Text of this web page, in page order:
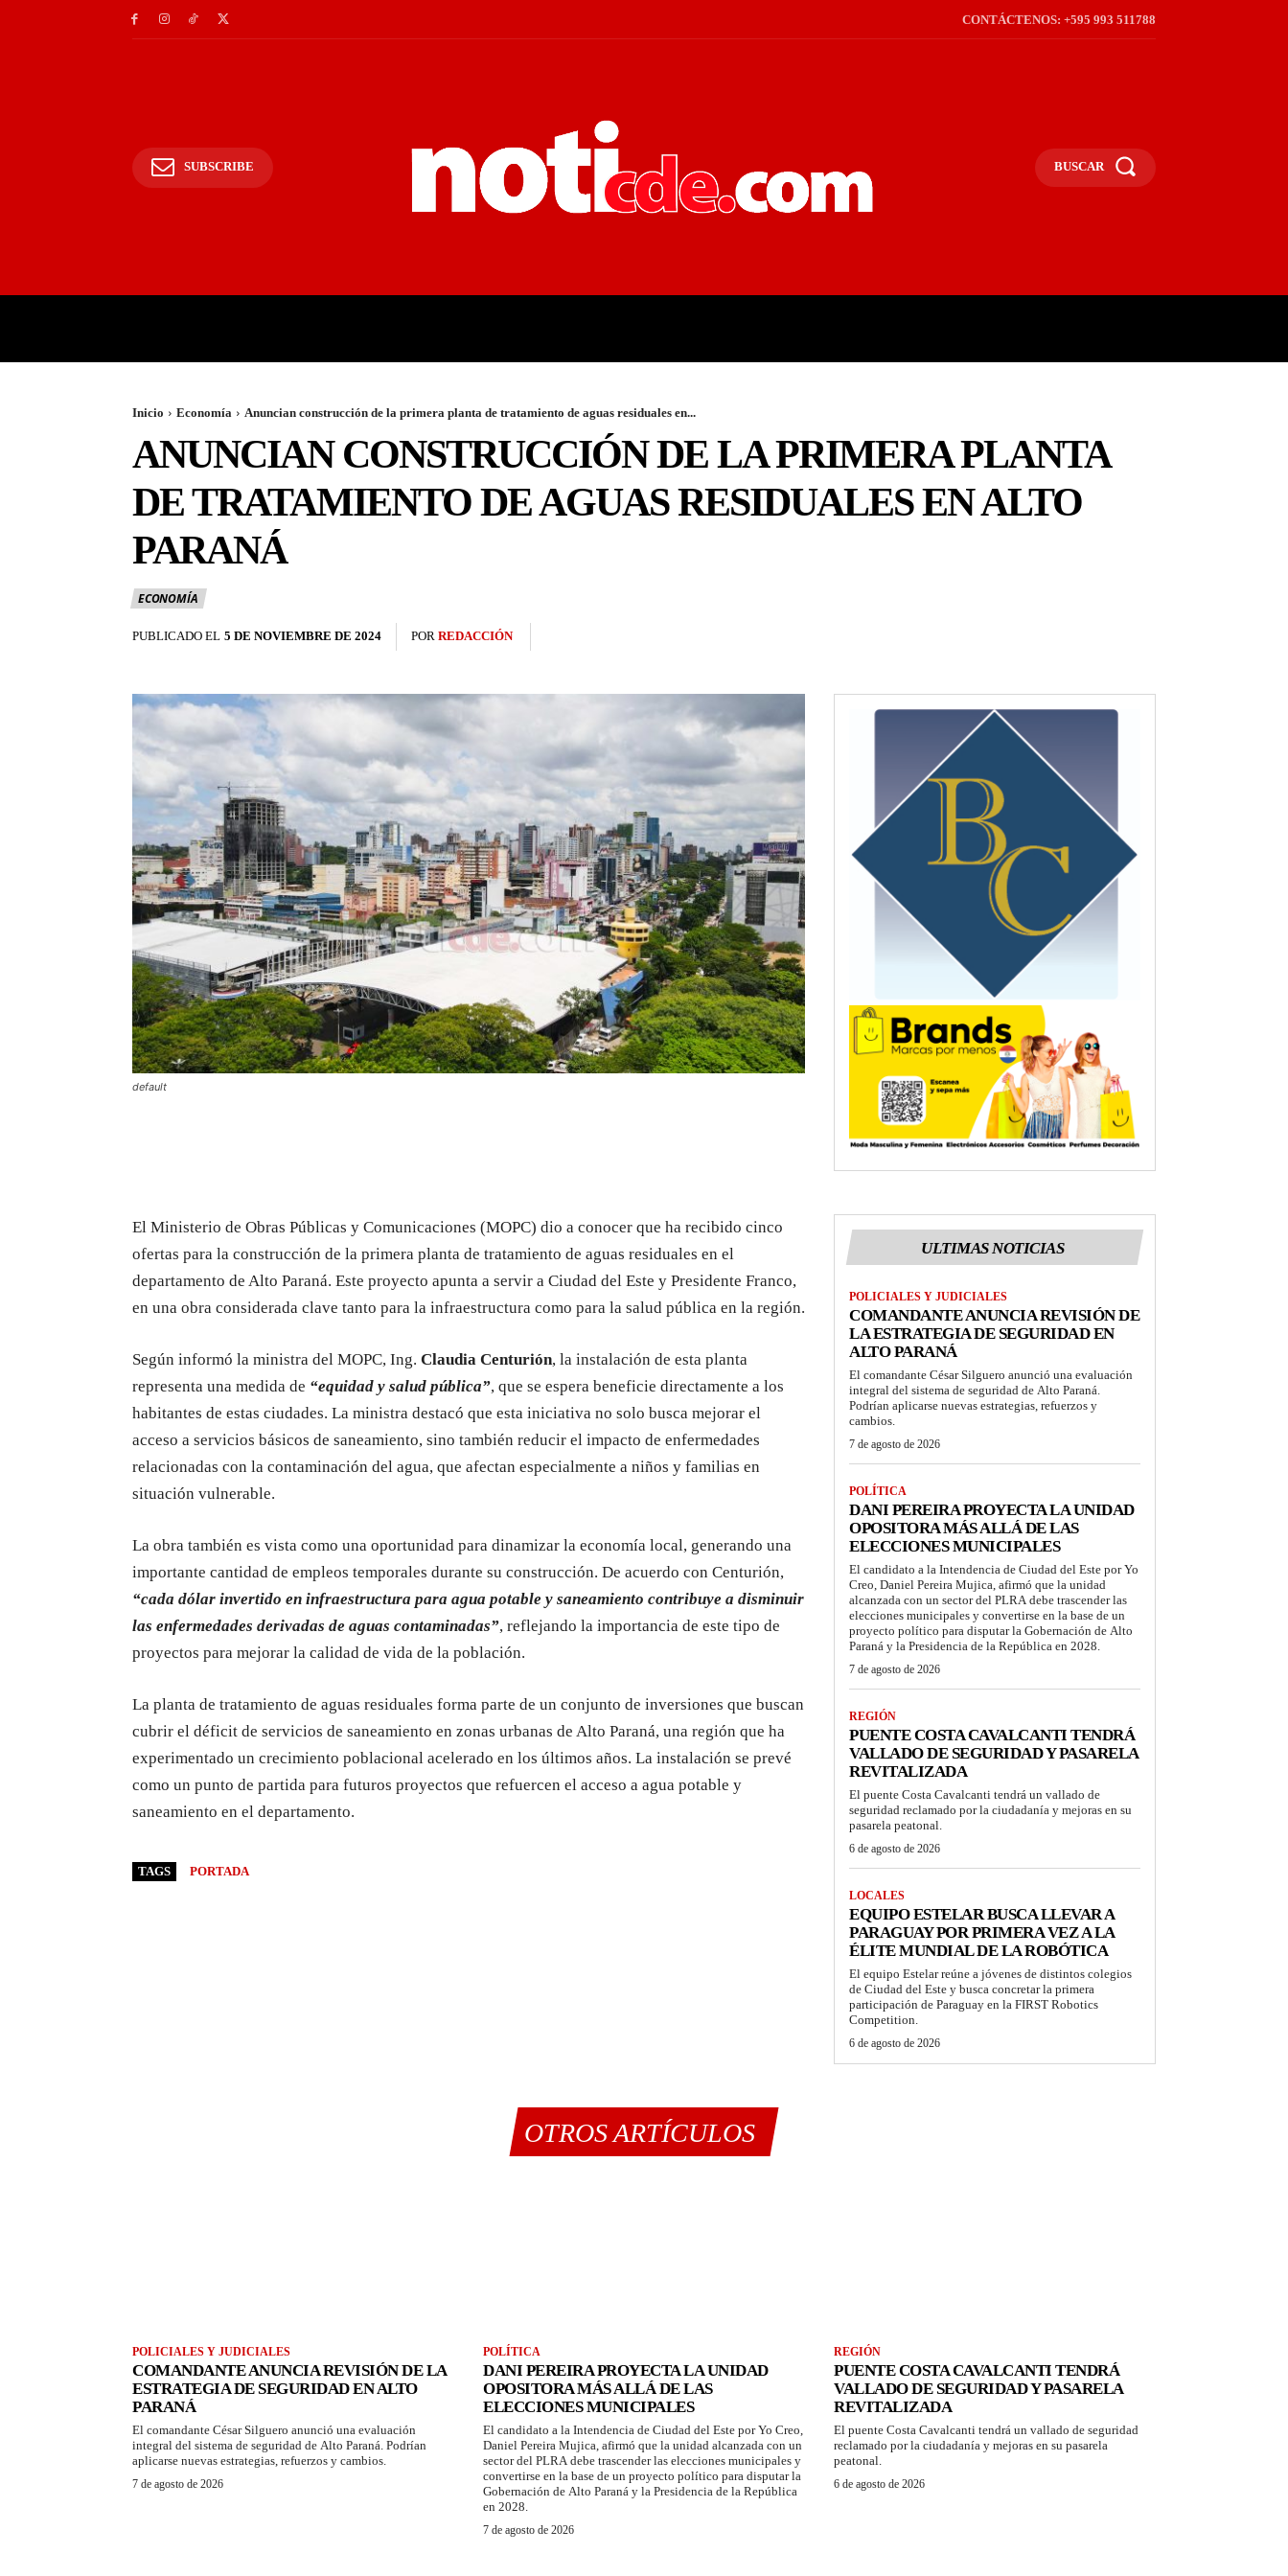
CONTÁCTENOS: +595 993 511788
SUBSCRIBE BUSCAR
Inicio Economía Anuncian construcción de la primera planta de tratamiento de aguas residuales en...
ANUNCIAN CONSTRUCCIÓN DE LA PRIMERA PLANTA
DE TRATAMIENTO DE AGUAS RESIDUALES EN ALTO
PARANÁ
ECONOMÍA
PUBLICADO EL 5 DE NOVIEMBRE DE 2024 POR REDACCIÓN
default
El Ministerio de Obras Públicas y Comunicaciones (MOPC) dio a conocer que ha recibido cinco
ofertas para la construcción de la primera planta de tratamiento de aguas residuales en el
departamento de Alto Paraná. Este proyecto apunta a servir a Ciudad del Este y Presidente Franco,
en una obra considerada clave tanto para la infraestructura como para la salud pública en la región.
Según informó la ministra del MOPC, Ing. Claudia Centurión, la instalación de esta planta
representa una medida de “equidad y salud pública”, que se espera beneficie directamente a los
habitantes de estas ciudades. La ministra destacó que esta iniciativa no solo busca mejorar el
acceso a servicios básicos de saneamiento, sino también reducir el impacto de enfermedades
relacionadas con la contaminación del agua, que afectan especialmente a niños y familias en
situación vulnerable.
La obra también es vista como una oportunidad para dinamizar la economía local, generando una
importante cantidad de empleos temporales durante su construcción. De acuerdo con Centurión,
“cada dólar invertido en infraestructura para agua potable y saneamiento contribuye a disminuir
las enfermedades derivadas de aguas contaminadas”, reflejando la importancia de este tipo de
proyectos para mejorar la calidad de vida de la población.
La planta de tratamiento de aguas residuales forma parte de un conjunto de inversiones que buscan
cubrir el déficit de servicios de saneamiento en zonas urbanas de Alto Paraná, una región que ha
experimentado un crecimiento poblacional acelerado en los últimos años. La instalación se prevé
como un punto de partida para futuros proyectos que refuercen el acceso a agua potable y
saneamiento en el departamento.
TAGS PORTADA
ULTIMAS NOTICIAS
POLICIALES Y JUDICIALES
COMANDANTE ANUNCIA REVISIÓN DE
LA ESTRATEGIA DE SEGURIDAD EN
ALTO PARANÁ
El comandante César Silguero anunció una evaluación
integral del sistema de seguridad de Alto Paraná.
Podrían aplicarse nuevas estrategias, refuerzos y
cambios.
7 de agosto de 2026
POLÍTICA
DANI PEREIRA PROYECTA LA UNIDAD
OPOSITORA MÁS ALLÁ DE LAS
ELECCIONES MUNICIPALES
El candidato a la Intendencia de Ciudad del Este por Yo
Creo, Daniel Pereira Mujica, afirmó que la unidad
alcanzada con un sector del PLRA debe trascender las
elecciones municipales y convertirse en la base de un
proyecto político para disputar la Gobernación de Alto
Paraná y la Presidencia de la República en 2028.
7 de agosto de 2026
REGIÓN
PUENTE COSTA CAVALCANTI TENDRÁ
VALLADO DE SEGURIDAD Y PASARELA
REVITALIZADA
El puente Costa Cavalcanti tendrá un vallado de
seguridad reclamado por la ciudadanía y mejoras en su
pasarela peatonal.
6 de agosto de 2026
LOCALES
EQUIPO ESTELAR BUSCA LLEVAR A
PARAGUAY POR PRIMERA VEZ A LA
ÉLITE MUNDIAL DE LA ROBÓTICA
El equipo Estelar reúne a jóvenes de distintos colegios
de Ciudad del Este y busca concretar la primera
participación de Paraguay en la FIRST Robotics
Competition.
6 de agosto de 2026
OTROS ARTÍCULOS
POLICIALES Y JUDICIALES
COMANDANTE ANUNCIA REVISIÓN DE LA
ESTRATEGIA DE SEGURIDAD EN ALTO
PARANÁ
El comandante César Silguero anunció una evaluación
integral del sistema de seguridad de Alto Paraná. Podrían
aplicarse nuevas estrategias, refuerzos y cambios.
7 de agosto de 2026
POLÍTICA
DANI PEREIRA PROYECTA LA UNIDAD
OPOSITORA MÁS ALLÁ DE LAS
ELECCIONES MUNICIPALES
El candidato a la Intendencia de Ciudad del Este por Yo Creo,
Daniel Pereira Mujica, afirmó que la unidad alcanzada con un
sector del PLRA debe trascender las elecciones municipales y
convertirse en la base de un proyecto político para disputar la
Gobernación de Alto Paraná y la Presidencia de la República
en 2028.
7 de agosto de 2026
REGIÓN
PUENTE COSTA CAVALCANTI TENDRÁ
VALLADO DE SEGURIDAD Y PASARELA
REVITALIZADA
El puente Costa Cavalcanti tendrá un vallado de seguridad
reclamado por la ciudadanía y mejoras en su pasarela
peatonal.
6 de agosto de 2026